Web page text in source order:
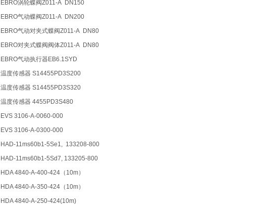
EBRO涡轮蝶阀Z011-A DN150
EBRO气动蝶阀Z011-A DN200
EBRO气动对夹式蝶阀Z011-A DN80
EBRO对夹式蝶阀阀体Z011-A DN80
EBRO气动执行器EB6.1SYD
温度传感器 S14455PD3S200
温度传感器 S14455PD3S320
温度传感器 4455PD3S480
EVS 3106-A-0060-000
EVS 3106-A-0300-000
HAD-11ms60b1-5Se1, 133208-800
HAD-11ms60b1-5Sd7, 133205-800
HDA 4840-A-400-424（10m）
HDA 4840-A-350-424（10m）
HDA 4840-A-250-424(10m)